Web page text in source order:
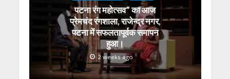
पटना रंग महोत्सव” का आज
प्रेमचंद रंगशाला, राजेन्द्र नगर,
पटना में सफलतापूर्वक समापन
हुआ।
2 weeks ago